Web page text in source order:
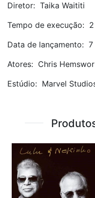
Diretor: ‎ Taika Waititi
Tempo de execução:
Data de lançamento:
Atores: ‎ Chris
Estúdio: ‎ Marvel